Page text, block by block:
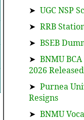
➤ UGC NSP
➤ RRB
➤ BSEB
➤ BNMU
2026 Released
➤ Purnea
Resigns
➤ BNMU